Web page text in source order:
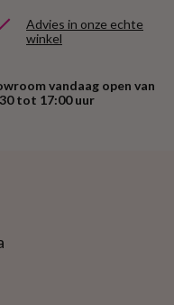
Advies in onze echte
winkel
vandaag open van
tot 17:00 uur